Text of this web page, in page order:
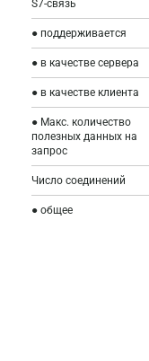
S7-связь
● поддерживается
● в качестве сервера
● в качестве клиента
● Макс. количество
полезных данных на
запрос
Число соединений
● общее